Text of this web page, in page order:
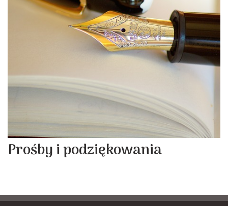
Prośby i podziękowania